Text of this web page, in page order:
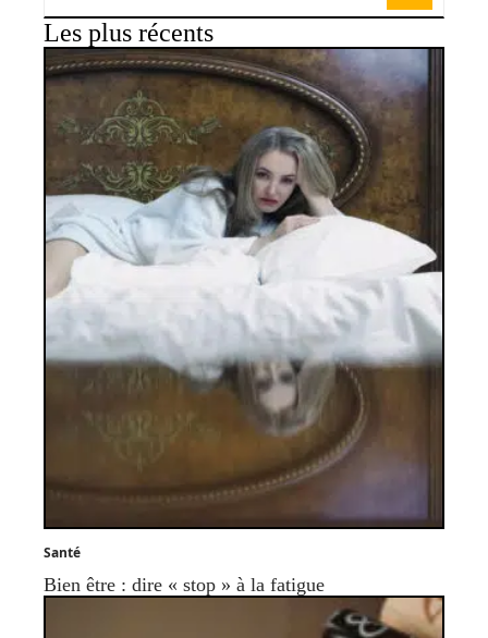
Les plus récents
Santé
Bien être : dire « stop » à la fatigue